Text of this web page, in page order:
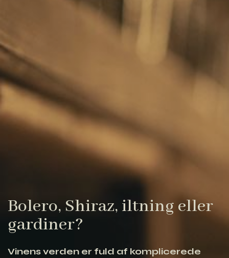
Bolero, Shiraz, iltning eller
gardiner?
Vinens verden er fuld af komplicerede